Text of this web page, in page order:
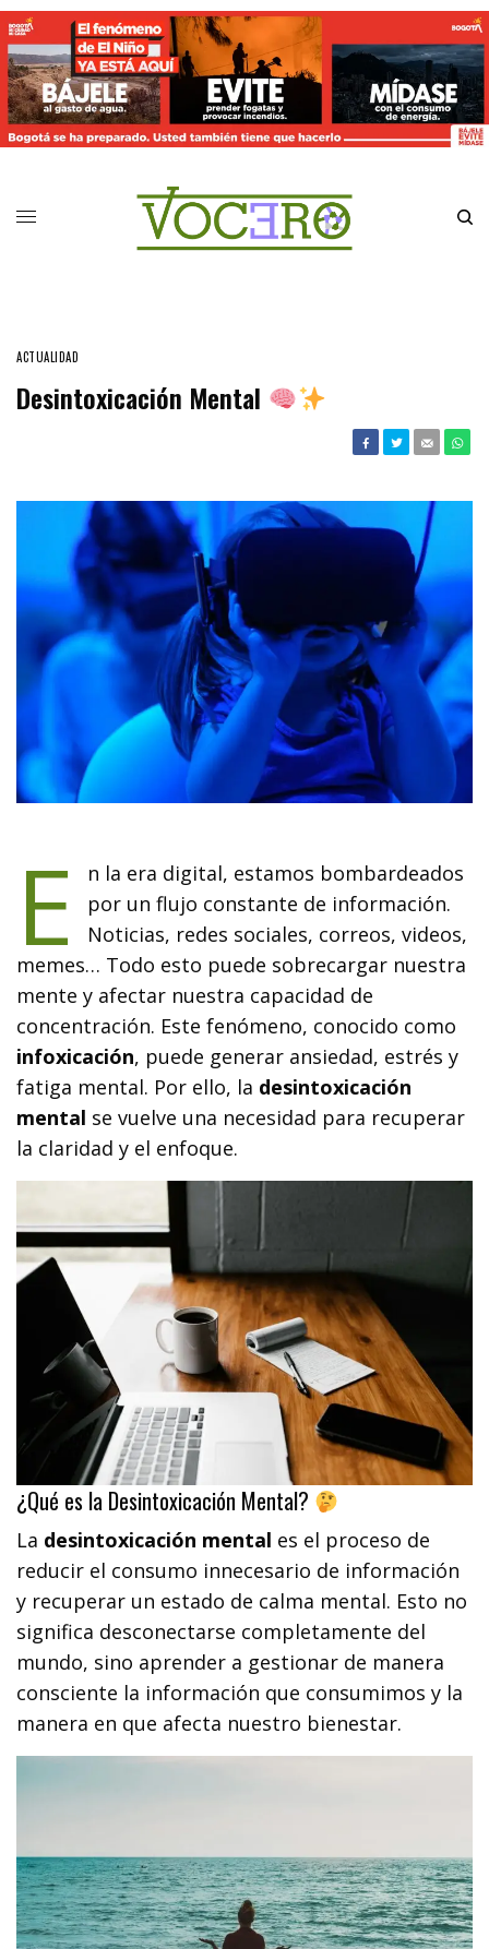
ACTUALIDAD
Desintoxicación Mental
E
n la era digital, estamos bombardeados
por un flujo constante de información.
Noticias, redes sociales, correos, videos,
memes… Todo esto puede sobrecargar nuestra
mente y afectar nuestra capacidad de
concentración. Este fenómeno, conocido como
infoxicación, puede generar ansiedad, estrés y
fatiga mental. Por ello, la desintoxicación
mental se vuelve una necesidad para recuperar
la claridad y el enfoque.
¿Qué es la Desintoxicación Mental?
La desintoxicación mental es el proceso de
reducir el consumo innecesario de información
y recuperar un estado de calma mental. Esto no
significa desconectarse completamente del
mundo, sino aprender a gestionar de manera
consciente la información que consumimos y la
manera en que afecta nuestro bienestar.